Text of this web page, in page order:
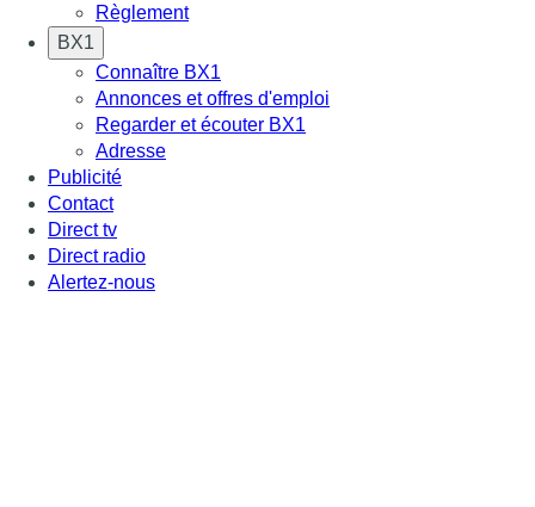
Règlement
BX1
Connaître BX1
Annonces et offres d'emploi
Regarder et écouter BX1
Adresse
Publicité
Contact
Direct tv
Direct radio
Alertez-nous